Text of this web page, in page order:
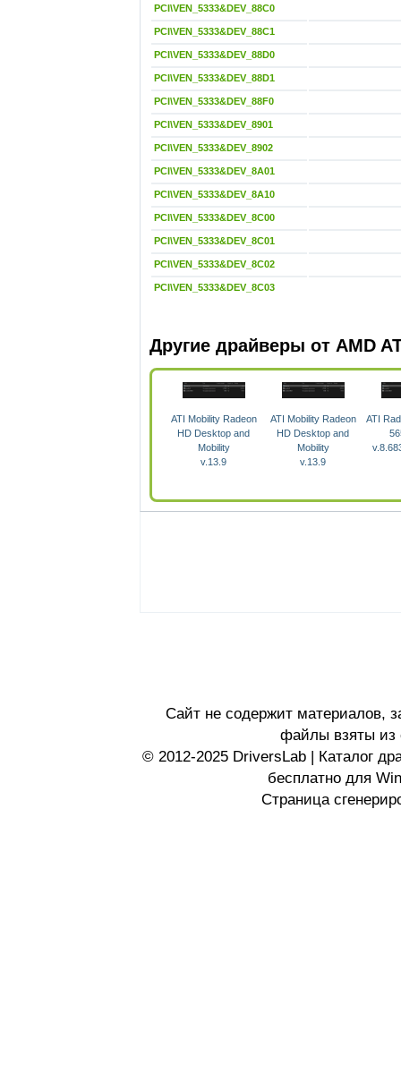
PCI\VEN_5333&DEV_88C0
PCI\VEN_5333&DEV_88C1
PCI\VEN_5333&DEV_88D0
PCI\VEN_5333&DEV_88D1
PCI\VEN_5333&DEV_88F0
PCI\VEN_5333&DEV_8901
PCI\VEN_5333&DEV_8902
PCI\VEN_5333&DEV_8A01
PCI\VEN_5333&DEV_8A10
PCI\VEN_5333&DEV_8C00
PCI\VEN_5333&DEV_8C01
PCI\VEN_5333&DEV_8C02
PCI\VEN_5333&DEV_8C03
Другие драйверы от AMD
ATI Mobility Radeon
HD Desktop and
Mobility
v.13.9
ATI Mobility Radeon
HD Desktop and
Mobility
v.13.9
ATI
Сайт не содержит материалов,
файлы взяты из
© 2012-2025 DriversLab | Каталог
бесплатно для
Страница